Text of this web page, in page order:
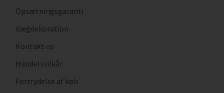
Opsætningsgaranti
Vægdekoration
Kontakt os
Handelsvilkår
Fortrydelse af køb